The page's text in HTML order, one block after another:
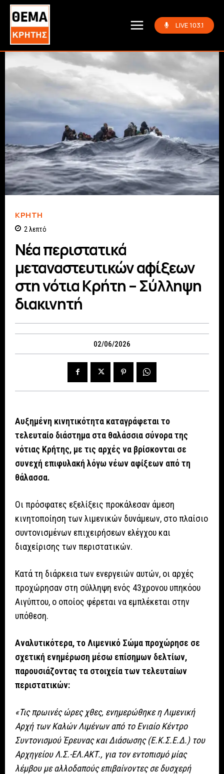
LIVE 103.1
ΚΡΗΤΗ
2 λεπτό
Νέα περιστατικά
μεταναστευτικών αφίξεων
στη νότια Κρήτη – Σύλληψη
διακινητή
02/06/2026
Αυξημένη κινητικότητα καταγράφεται το
τελευταίο διάστημα στα θαλάσσια σύνορα της
νότιας Κρήτης, με τις αρχές να βρίσκονται σε
συνεχή επιφυλακή λόγω νέων αφίξεων από τη
θάλασσα.
Οι πρόσφατες εξελίξεις προκάλεσαν άμεση
κινητοποίηση των λιμενικών δυνάμεων, στο πλαίσιο
συντονισμένων επιχειρήσεων ελέγχου και
διαχείρισης των περιστατικών.
Κατά τη διάρκεια των ενεργειών αυτών, οι αρχές
προχώρησαν στη σύλληψη ενός 43χρονου υπηκόου
Αιγύπτου, ο οποίος φέρεται να εμπλέκεται στην
υπόθεση.
Αναλυτικότερα, το Λιμενικό Σώμα προχώρησε σε
σχετική ενημέρωση μέσω επίσημων δελτίων,
παρουσιάζοντας τα στοιχεία των τελευταίων
περιστατικών:
«Τις πρωινές ώρες χθες, ενημερώθηκε η Λιμενική
Αρχή των Καλών Λιμένων από το Ενιαίο Κέντρο
Συντονισμού Έρευνας και Διάσωσης (Ε.Κ.Σ.Ε.Δ.) του
Αρχηγείου Λ.Σ.-ΕΛ.ΑΚΤ., για τον εντοπισμό μίας
λέμβου με αλλοδαπούς επιβαίνοντες σε δυσχερή